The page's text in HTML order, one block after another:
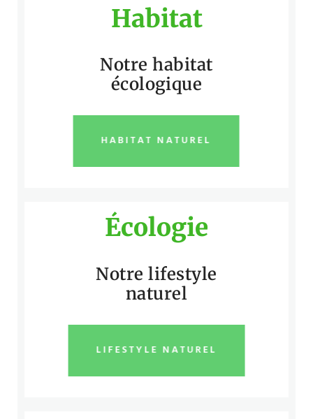
Habitat
Notre habitat
écologique
HABITAT NATUREL
Écologie
Notre lifestyle
naturel
LIFESTYLE NATUREL